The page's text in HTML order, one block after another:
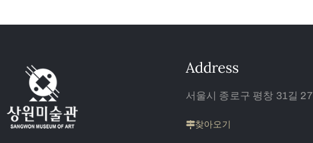
Address
서울시 종로구 평창 31길 27
찾아오기